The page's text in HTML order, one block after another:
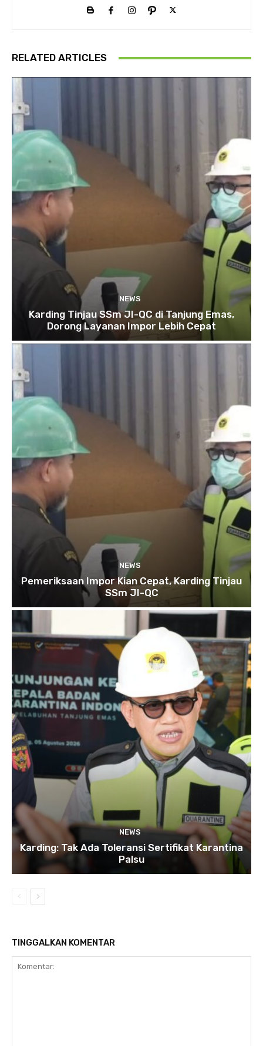
RELATED ARTICLES
NEWS
Karding Tinjau SSm JI-QC di Tanjung Emas,
Dorong Layanan Impor Lebih Cepat
NEWS
Pemeriksaan Impor Kian Cepat, Karding Tinjau
SSm JI-QC
NEWS
Karding: Tak Ada Toleransi Sertifikat Karantina
Palsu
TINGGALKAN KOMENTAR